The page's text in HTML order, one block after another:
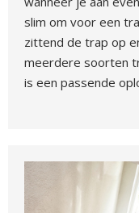
slim om voor een
zittend de trap op
meerdere soorten
is een passende